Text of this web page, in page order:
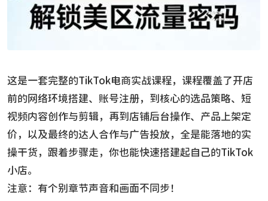
这是一套完整的TikTok电商实战课程，课程覆盖了开店
前的网络环境搭建、账号注册，到核心的选品策略、短
视频内容创作与剪辑，再到店铺后台操作、产品上架定
价，以及最终的达人合作与广告投放，全是能落地的实
操干货，跟着步骤走，你也能快速搭建起自己的TikTok
小店。
注意：有个别章节声音和画面不同步！